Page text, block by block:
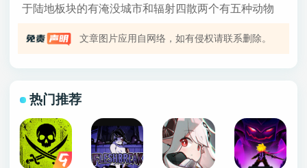
于陆地板块的有淹没城市和辐射四散两个有五种动物
文章图片应用自网络，如有侵权请联系删除。
热门推荐